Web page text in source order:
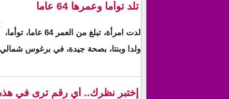
تلد توأما وعمرها 64 عاما
لدت امرأة، تبلغ من العمر 64 عاما، توأما،
ولدا وبنتا، بصحة جيدة، في برغوس شمالي
إختبر نظرك.. أي رقم ترى في